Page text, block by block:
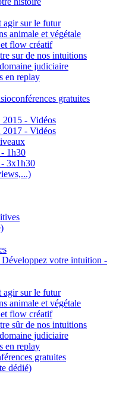
agir sur le futur
animale et végétale
flow créatif
sur de nos intuitions
judiciaire
en replay
gratuites
2015 - Vidéos
2017 - Vidéos
1h30
3x1h30
Développez votre intuition -
agir sur le futur
animale et végétale
flow créatif
sûr de nos intuitions
judiciaire
en replay
gratuites
dédié)